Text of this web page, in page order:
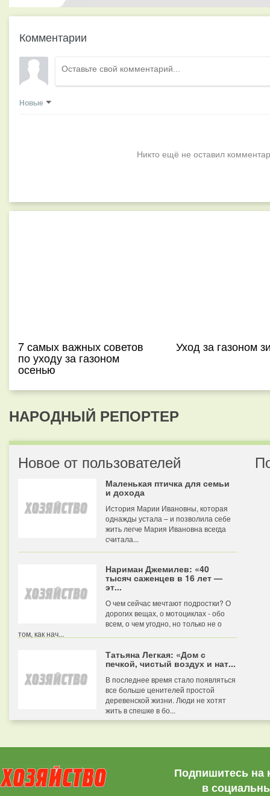
Комментарии
Новые
Никто ещё не оставил
7 самых важных советов
по уходу за газоном
осенью
Уход за газоном
НАРОДНЫЙ РЕПОРТЕР
Новое от пользователей
Маленькая птичка для семьи
и дохода
История Марии Ивановны, которая
однажды устала – и позволила себе
жить легче Мария Ивановна всегда
считала...
Нариман Джемилев: «40
тысяч саженцев в 16 лет —
эт...
О чем сейчас мечтают подростки? О
дорогих вещах, о мотоциклах - обо
всем, о чем угодно, но только не о
том, как нач...
Татьяна Легкая: «Дом с
печкой, чистый воздух и нат...
В последнее время стало появляться
все больше ценителей простой
деревенской жизни. Люди не хотят
жить в спешке в бо...
Подпишитесь на
в